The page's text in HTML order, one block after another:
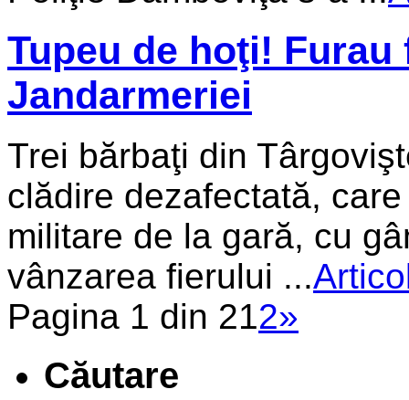
Tupeu de hoţi!
Jandarmeriei
Trei bărbaţi din
clădire dezafectată,
militare de la gară, cu
vânzarea fierului ...
Pagina 1 din 212»
Căutare